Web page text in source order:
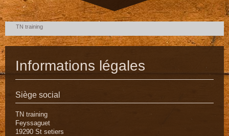
TN training
Informations légales
Siège social
TN training
Feyssaguet
19290 St setiers